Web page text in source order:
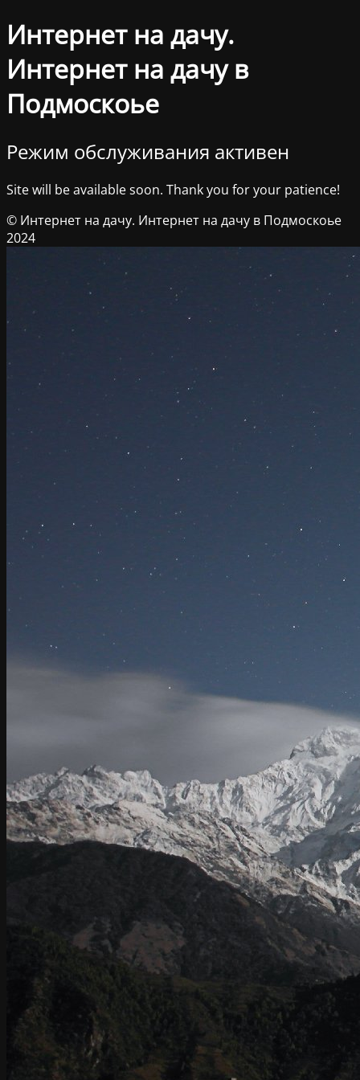
Интернет на дачу.
Интернет на дачу в
Подмоскоье
Режим обслуживания активен
Site will be available soon. Thank you for your patience!
© Интернет на дачу. Интернет на дачу в Подмоскоье
2024